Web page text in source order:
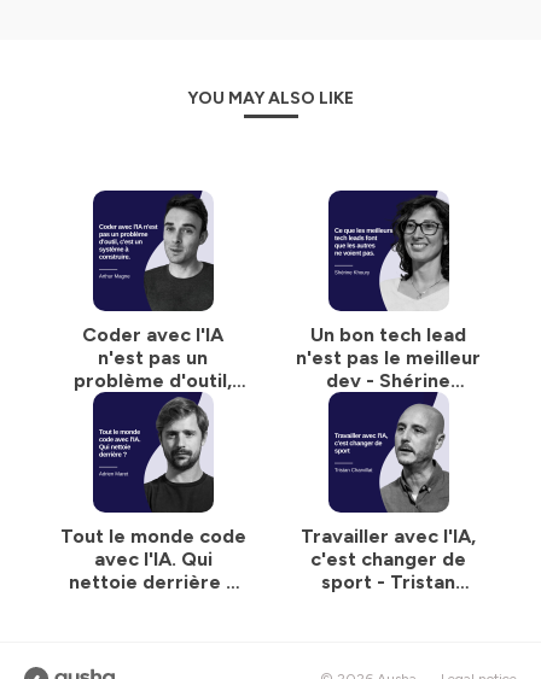
YOU MAY ALSO LIKE
Coder avec l'IA
n'est pas un
problème d'outil,
c'est un système à
construire - Arthur
Magne #45
Un bon tech lead
n'est pas le meilleur
dev - Shérine
Khoury #44
Tout le monde code
avec l'IA. Qui
nettoie derrière ?
Travailler avec l'IA,
c'est changer de
sport - Tristan